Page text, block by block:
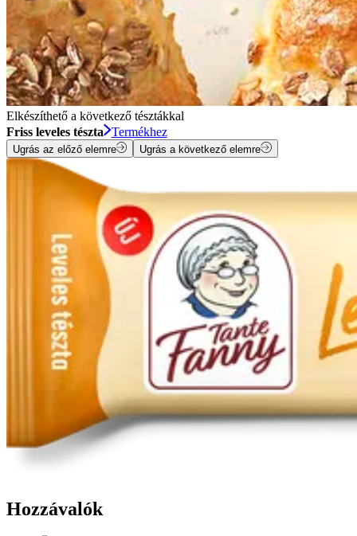
Elkészíthető a következő tésztákkal
Friss leveles tészta
Termékhez
Ugrás az előző elemre Ugrás a következő elemre
Hozzávalók